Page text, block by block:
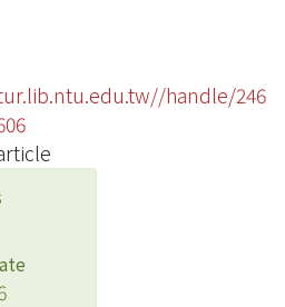
handle/246